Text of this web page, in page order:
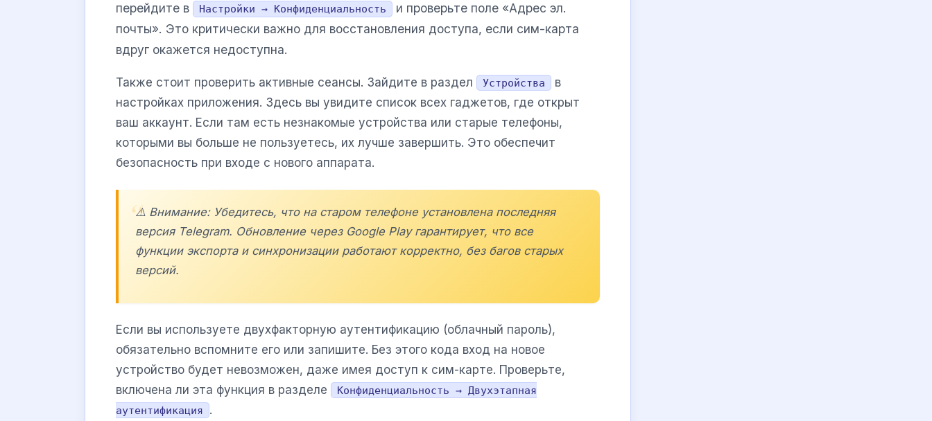
перейдите в
Настройки → Конфиденциальность
и проверьте поле «Адрес эл.
почты». Это критически важно для восстановления доступа, если сим-карта
вдруг окажется недоступна.
Также стоит проверить активные сеансы. Зайдите в раздел Устройства
в
настройках приложения. Здесь вы увидите список всех гаджетов, где открыт
ваш аккаунт. Если там есть незнакомые устройства или старые телефоны,
которыми вы больше не пользуетесь, их лучше завершить. Это обеспечит
безопасность при входе с нового аппарата.
⚠️ Внимание: Убедитесь, что на старом телефоне установлена последняя
версия Telegram. Обновление через Google Playгарантирует, что все
функции экспорта и синхронизации работают корректно, без багов старых
версий.
Если вы используете двухфакторную аутентификацию (облачный пароль),
обязательно вспомните его или запишите. Без этого кода вход на новое
устройство будет невозможен, даже имея доступ к сим-карте. Проверьте,
включена ли эта функция в разделе
Конфиденциальность → Двухэтапная
аутентификация
.